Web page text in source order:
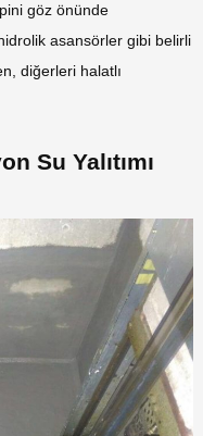
göz önünde
asansörler gibi belirli
diğerleri halatlı
Su Yalıtımı